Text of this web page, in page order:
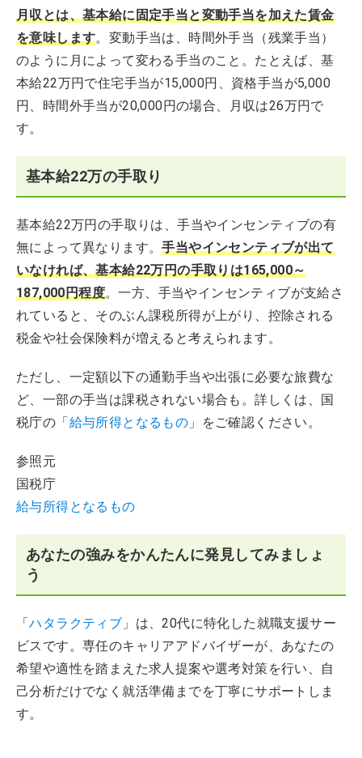
月収とは、基本給に固定手当と変動手当を加えた賃金
を意味します。変動手当は、時間外手当（残業手当）
のように月によって変わる手当のこと。たとえば、基
本給22万円で住宅手当が15,000円、資格手当が5,000
円、時間外手当が20,000円の場合、月収は26万円で
す。
基本給22万の手取り
基本給22万円の手取りは、手当やインセンティブの有
無によって異なります。手当やインセンティブが出て
いなければ、基本給22万円の手取りは165,000～
187,000円程度。一方、手当やインセンティブが支給さ
れていると、そのぶん課税所得が上がり、控除される
税金や社会保険料が増えると考えられます。
ただし、一定額以下の通勤手当や出張に必要な旅費な
ど、一部の手当は課税されない場合も。詳しくは、国
税庁の「給与所得となるもの 」をご確認ください。
参照元
国税庁
給与所得となるもの
あなたの強みをかんたんに発見してみましょ
う
「ハタラクティブ 」は、20代に特化した就職支援サー
ビスです。専任のキャリアアドバイザーが、あなたの
希望や適性を踏まえた求人提案や選考対策を行い、自
己分析だけでなく就活準備までを丁寧にサポートしま
す。